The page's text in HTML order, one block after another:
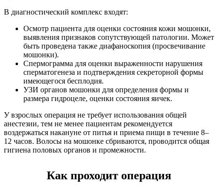
В диагностический комплекс входят:
Осмотр пациента для оценки состояния кожи мошонки,
выявления признаков сопутствующей патологии. Может
быть проведена также диафаноскопия (просвечивание
мошонки).
Спермограмма для оценки выраженности нарушения
сперматогенеза и подтверждения секреторной формы
имеющегося бесплодия.
УЗИ органов мошонки для определения формы и
размера гидроцеле, оценки состояния яичек.
У взрослых операция не требует использования общей
анестезии, тем не менее пациентам рекомендуется
воздержаться накануне от питья и приема пищи в течение 8–
12 часов. Волосы на мошонке сбриваются, проводится общая
гигиена половых органов и промежности.
Как проходит операция